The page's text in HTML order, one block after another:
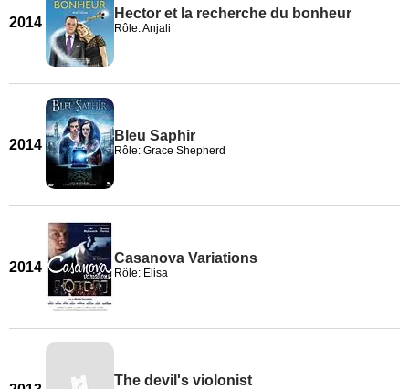
2014
Hector et la recherche du bonheur
Rôle: Anjali
2014
Bleu Saphir
Rôle: Grace Shepherd
2014
Casanova Variations
Rôle: Elisa
The devil's violonist